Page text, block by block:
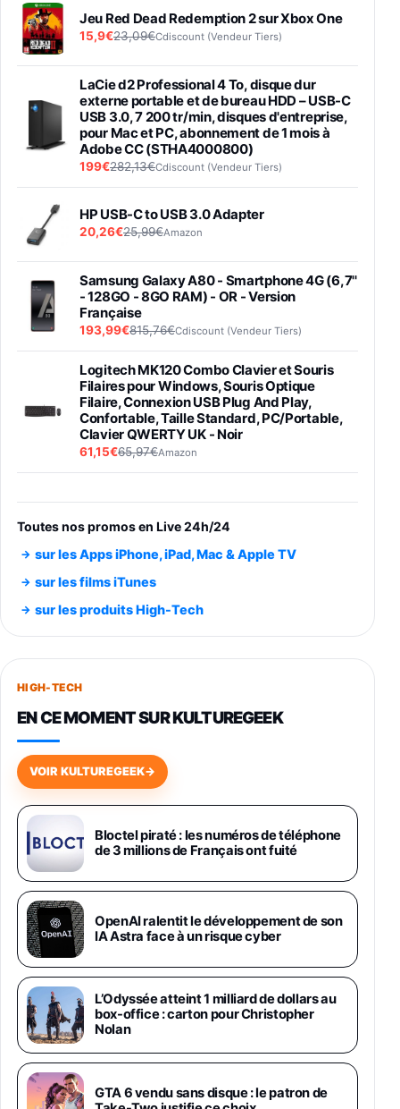
Jeu Red Dead Redemption 2 sur Xbox One
15,9€23,09€Cdiscount (Vendeur Tiers)
LaCie d2 Professional 4 To, disque dur
externe portable et de bureau HDD – USB-C
USB 3.0, 7 200 tr/min, disques d'entreprise,
pour Mac et PC, abonnement de 1 mois à
Adobe CC (STHA4000800)
199€282,13€Cdiscount (Vendeur Tiers)
HP USB-C to USB 3.0 Adapter
20,26€25,99€Amazon
Samsung Galaxy A80 - Smartphone 4G (6,7''
- 128GO - 8GO RAM) - OR - Version
Française
193,99€815,76€Cdiscount (Vendeur Tiers)
Logitech MK120 Combo Clavier et Souris
Filaires pour Windows, Souris Optique
Filaire, Connexion USB Plug And Play,
Confortable, Taille Standard, PC/Portable,
Clavier QWERTY UK - Noir
61,15€65,97€Amazon
entraénement direct 3 vitesses (33-45-78
trs/min) avec pre-ampli intégré et port USB
Smartphone SAMSUNG Galaxy S26 Ultra
891,99€1199€Fnac (Vendeur Tiers)
Smartphone SAMSUNG Galaxy S26+ Violet
749,99€
648,63€834,71€
Samsung Galaxy Miracle Ultra, Smartphone
Android 5G avec Galaxy AI, 512 Go,
Chargeur Secteur Rapide 25W Inclus,
Smartphone déverrouillé, Noir, Version FR
1019€
Galaxy S26 Ultra 512 Go Bleu
1019€1399€Fnac (Vendeur Tiers)
Galaxy S26 Ultra 256 Go Violet
892€1199€Fnac (Vendeur Tiers)
Philips SHK2000BL - Casque Enfant - Bleu &
Répartiteur Audio 5 Casques, Blanc
24,94€ 29,96€Fnac (Vendeur Tiers)
Toutes nos promos en Live 24h/24
sur les Apps iPhone, iPad, Mac & Apple TV
sur les films iTunes
sur les produits High-Tech
HIGH-TECH
EN CE MOMENT SUR KULTUREGEEK
VOIR KULTUREGEEK→
Bloctel piraté : les numéros de téléphone
de 3 millions de Français ont fuité
OpenAI ralentit le développement de son
IA Astra face à un risque cyber
L’Odyssée atteint 1 milliard de dollars au
box-office : carton pour Christopher
Nolan
GTA 6 vendu sans disque : le patron de